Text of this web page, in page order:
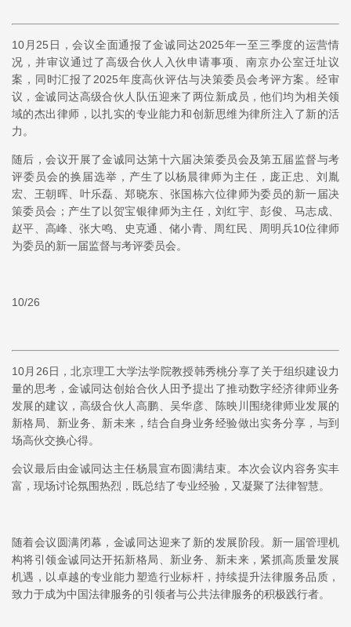
10月25日，会议全面通报了金诚同达2025年一至三季度的运营情
况，并审议通过了高级合伙人入伙申请事项、南京办公室迁址议
案，同时汇报了2025年度高伙评估与决策委员会考评方案。经审
议，金诚同达高级合伙人队伍迎来了两位新成员，他们均为相关领
域的杰出律师，以扎实的专业能力和创新思维为律所注入了新的活
力。
随后，会议开展了金诚同达第十六届决策委员会及第五届监督与考
评委员会的换届选举，产生了以杨晨律师为主任，庞正忠、刘胤
宏、王朝晖、叶乐磊、郑晓东、张国栋六位律师为委员的新一届决
策委员会；产生了以贺宝银律师为主任，刘红宇、彭俊、马志成、
赵平、高峰、张大鸣、史克通、储小青、周红民、周明兵10位律师
为委员的新一届监督与考评委员会。
10/26
10月26日，北京理工大学法学院教授韩秀桃分享了关于组织建设力
量的思考，金诚同达创始合伙人田予提出了推动数字经济律师业务
发展的建议，高级合伙人高鹏、吴华彦、陈映川围绕律师业发展的
新格局、新业务、新未来，结合自身业务经验做出实务分享，与到
场高伙交换心得。
会议最后由金诚同达主任杨晨宣布圆满结束。本次会议内容务实丰
富，现场讨论氛围热烈，既总结了专业经验，又凝聚了法律智慧。
随着会议圆满闭幕，金诚同达迎来了新的发展阶段。新一届管理机
构将引领金诚同达开拓新格局、新业务、新未来，紧抓高质量发展
机遇，以卓越的专业能力塑造行业标杆，持续提升法律服务品质，
致力于成为中国法律服务的引领者与公共法律服务的积极践行者。